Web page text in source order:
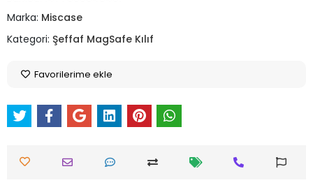
Marka: Miscase
Kategori: Şeffaf MagSafe Kılıf
Favorilerime ekle